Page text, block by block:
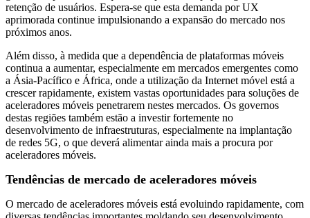
retenção de usuários. Espera-se que esta demanda por UX
aprimorada continue impulsionando a expansão do mercado nos
próximos anos.
Além disso, à medida que a dependência de plataformas móveis
continua a aumentar, especialmente em mercados emergentes como
a Ásia-Pacífico e África, onde a utilização da Internet móvel está a
crescer rapidamente, existem vastas oportunidades para soluções de
aceleradores móveis penetrarem nestes mercados. Os governos
destas regiões também estão a investir fortemente no
desenvolvimento de infraestruturas, especialmente na implantação
de redes 5G, o que deverá alimentar ainda mais a procura por
aceleradores móveis.
Tendências de mercado de aceleradores móveis
O mercado de aceleradores móveis está evoluindo rapidamente, com